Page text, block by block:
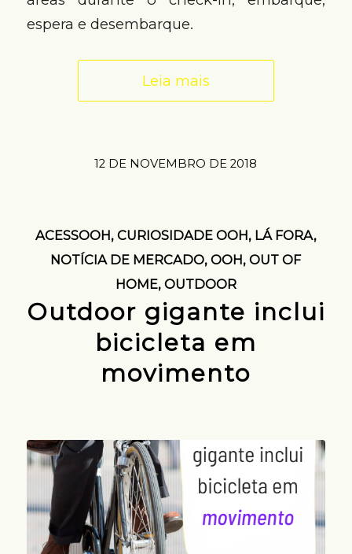
espera e desembarque.
Leia mais
12 DE NOVEMBRO DE 2018
ACESSOOH, CURIOSIDADE OOH, LÁ FORA,
NOTÍCIA DE MERCADO,OOH,OUT OF
HOME, OUTDOOR
Outdoor gigante inclui
bicicleta em
movimento